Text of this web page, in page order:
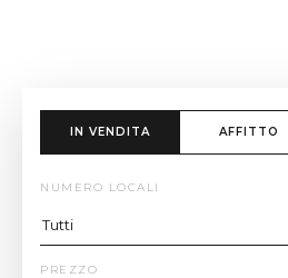
IN VENDITA AFFITTO
NUMERO LOCALI
PREZZO